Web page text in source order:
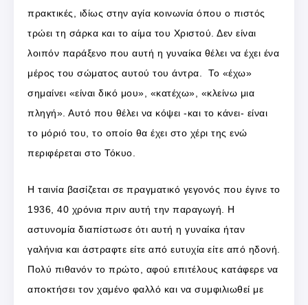
πρακτικές, ιδίως στην αγία κοινωνία όπου ο πιστός
τρώει τη σάρκα και το αίμα του Χριστού. Δεν είναι
λοιπόν παράξενο που αυτή η γυναίκα θέλει να έχει ένα
μέρος του σώματος αυτού του άντρα. Το «έχω»
σημαίνει «είναι δικό μου», «κατέχω», «κλείνω μια
πληγή». Αυτό που θέλει να κόψει -και το κάνει- είναι
το μόριό του, το οποίο θα έχει στο χέρι της ενώ
περιφέρεται στο Τόκυο.
Η ταινία βασίζεται σε πραγματικό γεγονός που έγινε το
1936, 40 χρόνια πριν αυτή την παραγωγή. Η
αστυνομία διαπίστωσε ότι αυτή η γυναίκα ήταν
γαλήνια και άστραφτε είτε από ευτυχία είτε από ηδονή.
Πολύ πιθανόν το πρώτο, αφού επιτέλους κατάφερε να
αποκτήσει τον χαμένο φαλλό και να συμφιλιωθεί με